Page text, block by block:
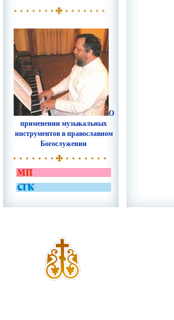
О
применении музыкальных
инструментов в православном
Богослужении